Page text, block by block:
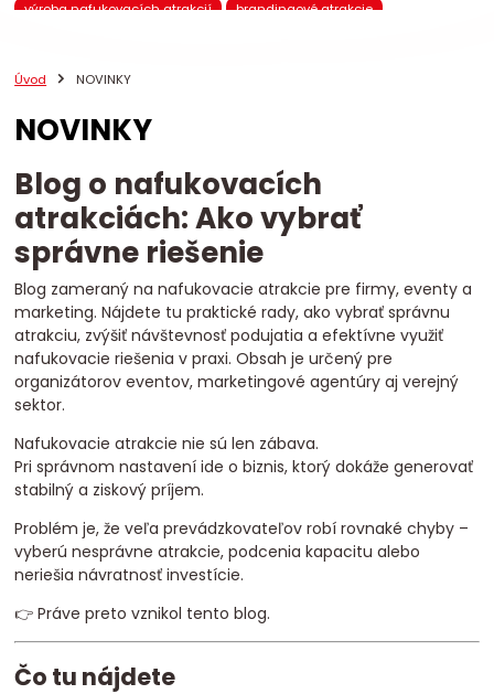
výroba nafukovacích atrakcií
brandingové atrakcie
komerčné nafukovacie atrakcie
atrakcie pre festivaly
dizajn nafukovacích atrakcií
zákazková výroba atrakcií
elektrický fukár
fukár pre atrakcie
vybavenie pre atrakcie
kvalita nafukovacích atrakcií
bezpečnosť atrakcií
vyber dodávateľa
bezpečné atrakcie
zážitkový marketing
engagement
eventy
nafukovadlá marketing
eventové atrakcie
atrakcie na mieru
atrakcie pre marketing
nafukovacie športové atrakcie
event marketing atrakcie
atrakcie pre mestá a obce
nafukovadlá pre marketing
roi atrakcie prenájom vs kúpa
Úvod NOVINKY
NOVINKY
Blog o nafukovacích
atrakciách: Ako vybrať
správne riešenie
Blog zameraný na nafukovacie atrakcie pre firmy, eventy a
marketing. Nájdete tu praktické rady, ako vybrať správnu
atrakciu, zvýšiť návštevnosť podujatia a efektívne využiť
nafukovacie riešenia v praxi. Obsah je určený pre
organizátorov eventov, marketingové agentúry aj verejný
sektor.
Nafukovacie atrakcie nie sú len zábava.
Pri správnom nastavení ide o biznis, ktorý dokáže generovať
stabilný a ziskový príjem.
Problém je, že veľa prevádzkovateľov robí rovnaké chyby –
vyberú nesprávne atrakcie, podcenia kapacitu alebo
neriešia návratnosť investície.
👉 Práve preto vznikol tento blog.
Čo tu nájdete